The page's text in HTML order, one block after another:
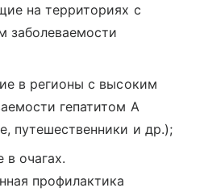
на территориях с
заболеваемости
в регионы с высоким
гепатитом А
путешественники и др.);
в очагах.
профилактика